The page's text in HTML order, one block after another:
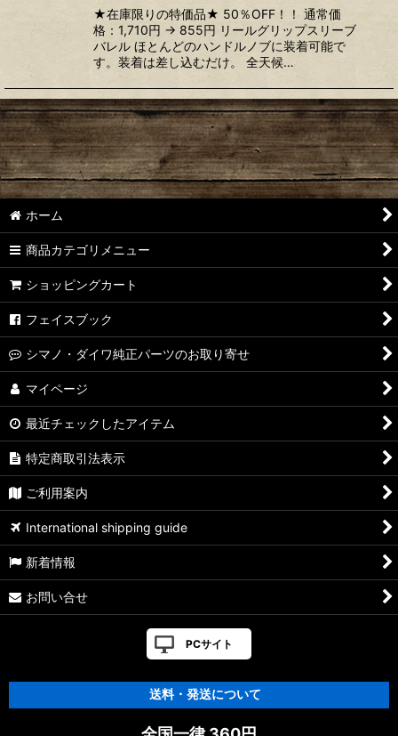
★在庫限りの特価品★ 50％OFF！！ 通常価
格：1,710円 → 855円 リールグリップスリーブ
バレル ほとんどのハンドルノブに装着可能で
す。装着は差し込むだけ。 全天候…
ホーム
商品カテゴリメニュー
ショッピングカート
フェイスブック
シマノ・ダイワ純正パーツのお取り寄せ
マイページ
最近チェックしたアイテム
特定商取引法表示
ご利用案内
International shipping guide
新着情報
お問い合せ
PCサイト
送料・発送について